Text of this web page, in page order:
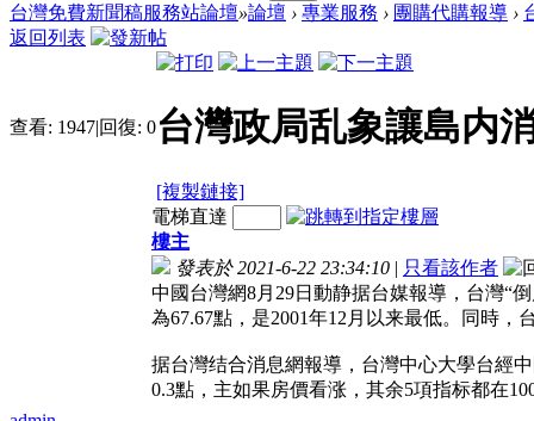
台灣免費新聞稿服務站論壇»論壇 › 專業服務 › 團購代購報導 ›
返回列表
查看: 1947|回復: 0台灣政局乱象讓島内
[複製鏈接]
電梯直達
樓主
發表於 2021-6-22 23:34:10 | 只看該作者
中國台灣網8月29日動静据台媒報導，台灣“
為67.67點，是2001年12月以来最低。同時，
据台灣结合消息網報導，台灣中心大學台經
0.3點，主如果房價看涨，其余5項指标都在